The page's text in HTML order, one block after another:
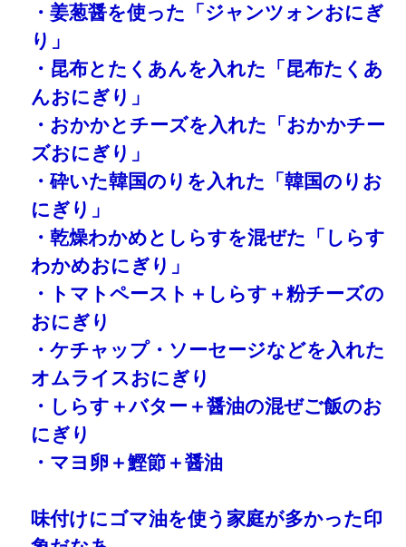
・姜葱醤を使った「ジャンツォンおにぎ
り」
・昆布とたくあんを入れた「昆布たくあ
んおにぎり」
・おかかとチーズを入れた「おかかチー
ズおにぎり」
・砕いた韓国のりを入れた「韓国のりお
にぎり」
・乾燥わかめとしらすを混ぜた「しらす
わかめおにぎり」
・トマトペースト＋しらす＋粉チーズの
おにぎり
・ケチャップ・ソーセージなどを入れた
オムライスおにぎり
・しらす＋バター＋醤油の混ぜご飯のお
にぎり
・マヨ卵＋鰹節＋醤油
味付けにゴマ油を使う家庭が多かった印